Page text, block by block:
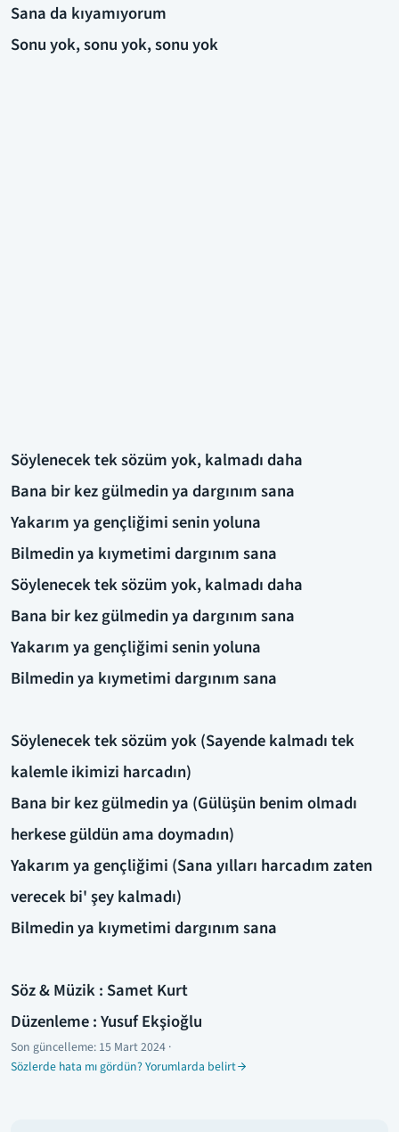
Sana da kıyamıyorum
Sonu yok, sonu yok, sonu yok
Söylenecek tek sözüm yok, kalmadı daha
Bana bir kez gülmedin ya dargınım sana
Yakarım ya gençliğimi senin yoluna
Bilmedin ya kıymetimi dargınım sana
Söylenecek tek sözüm yok, kalmadı daha
Bana bir kez gülmedin ya dargınım sana
Yakarım ya gençliğimi senin yoluna
Bilmedin ya kıymetimi dargınım sana
Söylenecek tek sözüm yok (Sayende kalmadı tek
kalemle ikimizi harcadın)
Bana bir kez gülmedin ya (Gülüşün benim olmadı
herkese güldün ama doymadın)
Yakarım ya gençliğimi (Sana yılları harcadım zaten
verecek bi' şey kalmadı)
Bilmedin ya kıymetimi dargınım sana
Söz & Müzik : Samet Kurt
Düzenleme : Yusuf Ekşioğlu
Son güncelleme: 15 Mart 2024 ·
Sözlerde hata mı gördün? Yorumlarda belirt